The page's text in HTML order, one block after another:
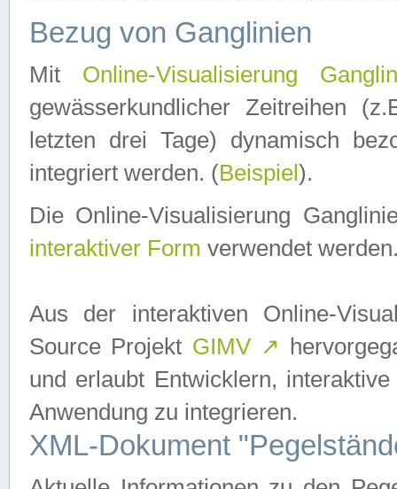
Bezug von Ganglinien
Mit Online-Visualisierung
gewässerkundlicher Zeitreihen
letzten drei Tage) dynamisch
integriert werden. (Beispiel ).
Die Online-Visualisierung
interaktiver Form verwendet
Aus der interaktiven Online-
Source Projekt GIMV ↗
und erlaubt Entwicklern,
Anwendung zu integrieren.
XML-Dokument